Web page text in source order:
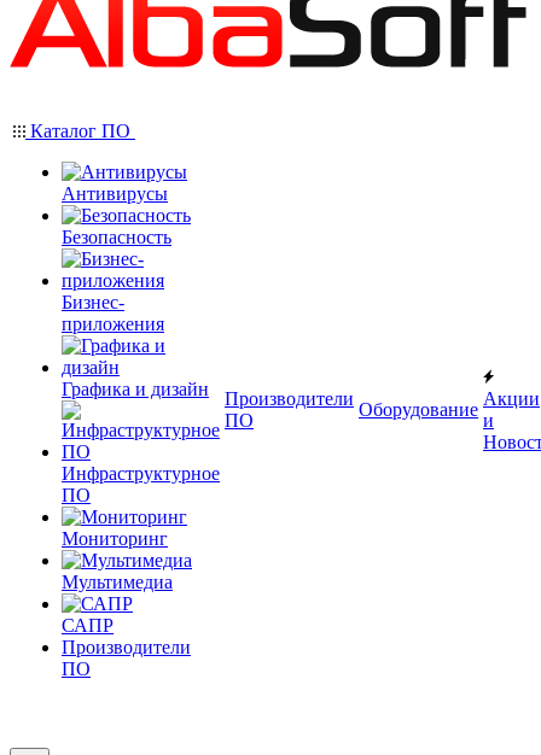
Каталог ПО
Антивирусы
Безопасность
Бизнес-
приложения
Графика и дизайн
Инфраструктурное
ПО
Мониторинг
Мультимедиа
САПР
Производители
ПО
Производители
ПО
Оборудование
Акции
и